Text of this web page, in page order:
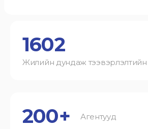
1602
Жилийн дундаж тээвэрлэлтийн
200+ Агентууд